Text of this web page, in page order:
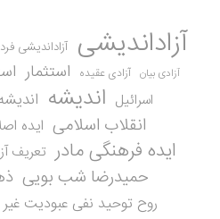
آزاداندیشی آزاداندیشی
آزادی بیان آزادی عقیده استثمار
اسرائیل اندیشه
انقلاب اسلامی ایده
ایده فرهنگی مادر تعریف
حمیدرضا شب بویی
روح توحید نفی عبودیت